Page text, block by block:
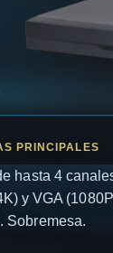
hasta 4
y VGA
Sobremesa.